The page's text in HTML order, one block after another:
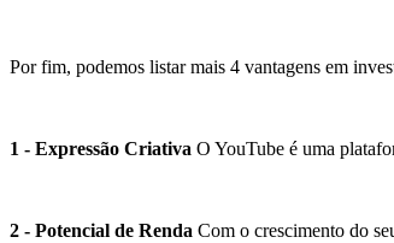
Por fim, podemos listar mais 4 vantagens em
1 - Expressão Criativa O YouTube é uma
2 - Potencial de Renda Com o crescimento do